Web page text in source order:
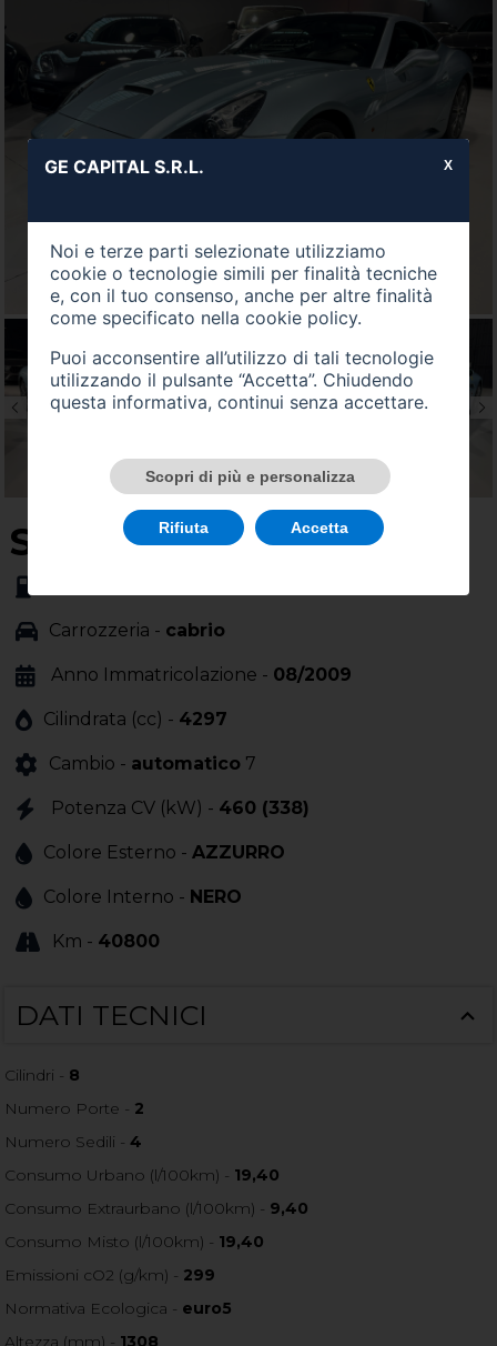
SU QUEST'AUTO
Carrozzeria - cabrio
Anno Immatricolazione - 08/2009
Cilindrata (cc) - 4297
Cambio - automatico 7
Potenza CV (kW) - 460 (338)
Colore Esterno -AZZURRO
Colore Interno - NERO
Km - 40800
DATI TECNICI
Cilindri - 8
Numero Porte - 2
Numero Sedili -4
Consumo Urbano (l/100km) - 19,40
Consumo Extraurbano (l/100km) - 9,40
Consumo Misto (l/100km) - 19,40
Emissioni cO2 (g/km) - 299
Normativa Ecologica - euro5
Altezza (mm) - 1308
GE CAPITAL S.R.L.
Noi e terze parti selezionate utilizziamo
cookie o tecnologie simili per finalità tecniche
e, con il tuo consenso, anche per altre finalità
come specificato nella cookie policy.
Puoi acconsentire all’utilizzo di tali tecnologie
utilizzando il pulsante “Accetta”. Chiudendo
questa informativa, continui senza accettare.
Scopri di più e personalizza
Rifiuta Accetta
X